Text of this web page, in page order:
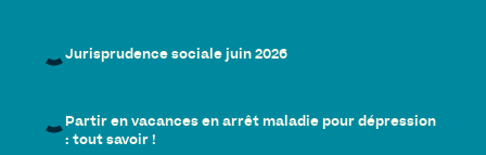
Jurisprudence sociale juin 2026
Partir en vacances en arrêt maladie pour dépression
: tout savoir !